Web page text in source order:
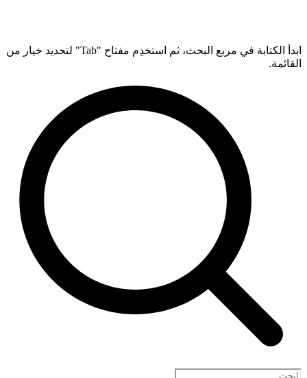
ابدأ الكتابة في مربع البحث، ثم استخدِم مفتاح "Tab" لتحديد خيار من
القائمة.